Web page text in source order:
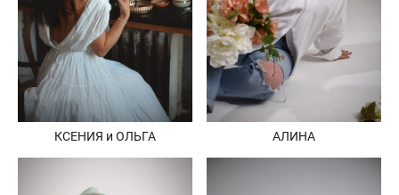
КСЕНИЯ и ОЛЬГА АЛИНА